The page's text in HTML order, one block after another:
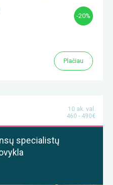
-20%
Plačiau
10 ak. val.
460 - 490€
specialistų